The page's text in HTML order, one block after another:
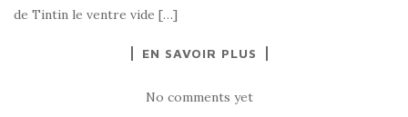
de Tintin le ventre vide […]
EN SAVOIR PLUS
No comments yet